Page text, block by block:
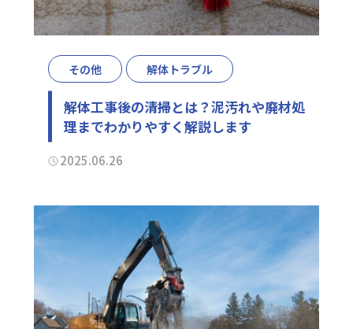
その他 解体トラブル
解体工事後の清掃とは？泥汚れや廃材処
理までわかりやすく解説します
2025.06.26